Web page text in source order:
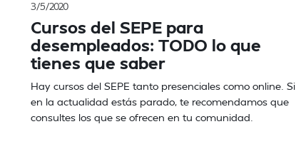
3/5/2020
Cursos del SEPE para
desempleados: TODO lo que
tienes que saber
Hay cursos del SEPE tanto presenciales como online. Si
en la actualidad estás parado, te recomendamos que
consultes los que se ofrecen en tu comunidad.